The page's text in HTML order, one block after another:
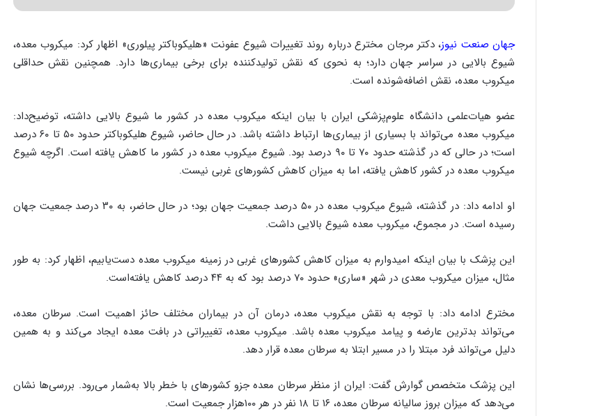
جهان صنعت نیوز، دکتر مرجان مخترع درباره روند تغییرات شیوع عفونت «هلیکوباکتر پیلوری» اظهار کرد: میکروب معده،
شیوع بالایی در سراسر جهان دارد؛ به نحوی که نقش تولیدکننده برای برخی بیماری‌ها دارد. همچنین نقش حداقلی
میکروب معده، نقش اضافه‌شونده است.
عضو هیات‌علمی دانشگاه علوم‌پزشکی ایران با بیان اینکه میکروب معده در کشور ما شیوع بالایی داشته، توضیح‌داد:
میکروب معده می‌تواند با بسیاری از بیماری‌ها ارتباط داشته باشد. در حال حاضر، شیوع هلیکوباکتر حدود ۵۰ تا ۶۰ درصد
است؛ در حالی که در گذشته حدود ۷۰ تا ۹۰ درصد بود. شیوع میکروب معده در کشور ما کاهش یافته است. اگرچه شیوع
میکروب معده در کشور کاهش یافته، اما به میزان کاهش کشورهای غربی نیست.
او ادامه داد: در گذشته، شیوع میکروب معده در ۵۰ درصد جمعیت جهان بود؛ در حال حاضر، به ۳۰ درصد جمعیت جهان
رسیده است. در مجموع، میکروب معده شیوع بالایی داشت.
این پزشک با بیان اینکه امیدوارم به میزان کاهش کشورهای غربی در زمینه میکروب معده دست‌یابیم، اظهار کرد: به طور
مثال، میزان میکروب معدی در شهر «ساری» حدود ۷۰ درصد بود که به ۴۴ درصد کاهش یافته‌است.
مخترع ادامه داد: با توجه به نقش میکروب معده، درمان آن در بیماران مختلف حائز اهمیت است. سرطان معده،
می‌تواند بدترین عارضه و پیامد میکروب معده باشد. میکروب معده، تغییراتی در بافت معده ایجاد می‌کند و به همین
دلیل می‌تواند فرد مبتلا را در مسیر ابتلا به سرطان معده قرار دهد.
این پزشک متخصص گوارش گفت: ایران از منظر سرطان معده جزو کشورهای با خطر بالا به‌شمار می‌رود. بررسی‌ها نشان
می‌دهد که میزان بروز سالیانه سرطان معده، ۱۶ تا ۱۸ نفر در هر ۱۰۰هزار جمعیت است.